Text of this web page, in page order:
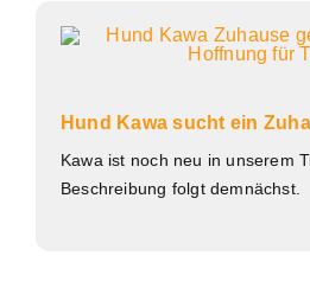
Hund Kawa sucht ein
Kawa ist noch neu in unserem
Beschreibung folgt demnächst.